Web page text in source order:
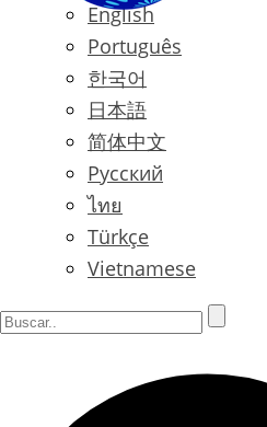
English
Português
한국어
日本語
简体中文
Русский
ไทย
Türkçe
Vietnamese